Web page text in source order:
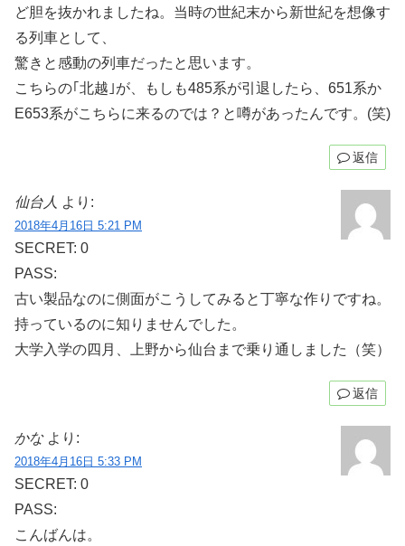
ど胆を抜かれましたね。当時の世紀末から新世紀を想像す
る列車として、
驚きと感動の列車だったと思います。
こちらの｢北越｣が、もしも485系が引退したら、651系か
E653系がこちらに来るのでは？と噂があったんです。(笑)
返信
仙台人 より:
2018年4月16日 5:21 PM
SECRET: 0
PASS:
古い製品なのに側面がこうしてみると丁寧な作りですね。
持っているのに知りませんでした。
大学入学の四月、上野から仙台まで乗り通しました（笑）
返信
かな より:
2018年4月16日 5:33 PM
SECRET: 0
PASS:
こんばんは。